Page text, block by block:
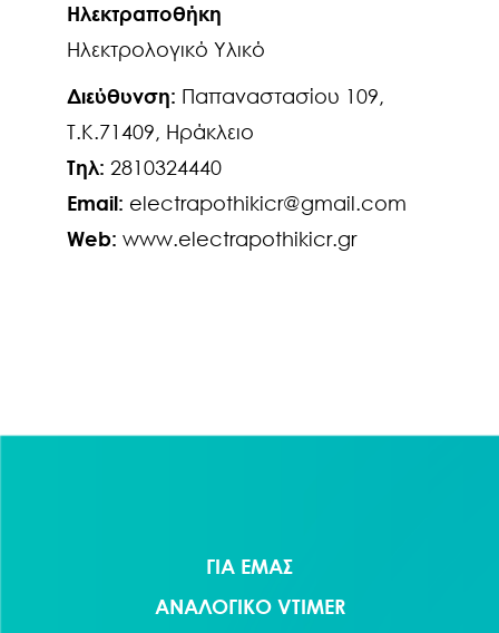
Ηλεκτραποθήκη
Ηλεκτρολογικό Υλικό
Διεύθυνση: Παπαναστασίου 109,
Τ.Κ.71409, Ηράκλειο
Τηλ: 2810324440
Email: electrapothikicr@gmail.com
Web: www.electrapothikicr.gr
ΓΙΑ ΕΜΑΣ
ΑΝΑΛΟΓΙΚΟ VTIMER